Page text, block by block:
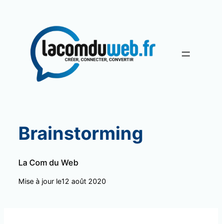
contenu
Brainstorming
La Com du Web
Mise à jour le12 août 2020